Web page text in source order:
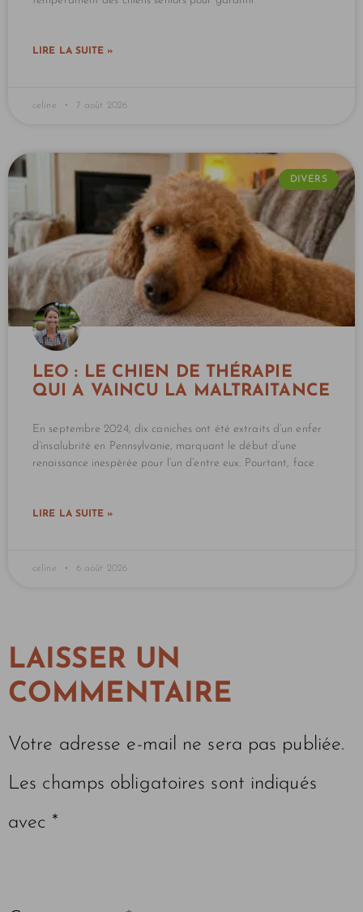
LIRE LA SUITE »
celine 7 août 2026
DIVERS
LEO : LE CHIEN DE THÉRAPIE
QUI A VAINCU LA MALTRAITANCE
En septembre 2024, dix caniches ont été extraits d’un enfer
d’insalubrité en Pennsylvanie, marquant le début d’une
renaissance inespérée pour l’un d’entre eux. Pourtant, face
LIRE LA SUITE »
celine 6 août 2026
LAISSER UN
COMMENTAIRE
Votre adresse e-mail ne sera pas publiée.
Les champs obligatoires sont indiqués
avec *